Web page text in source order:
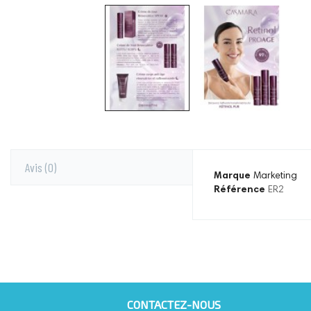
Avis (0)
Marque Marketing
Référence ER2
CONTACTEZ-NOUS